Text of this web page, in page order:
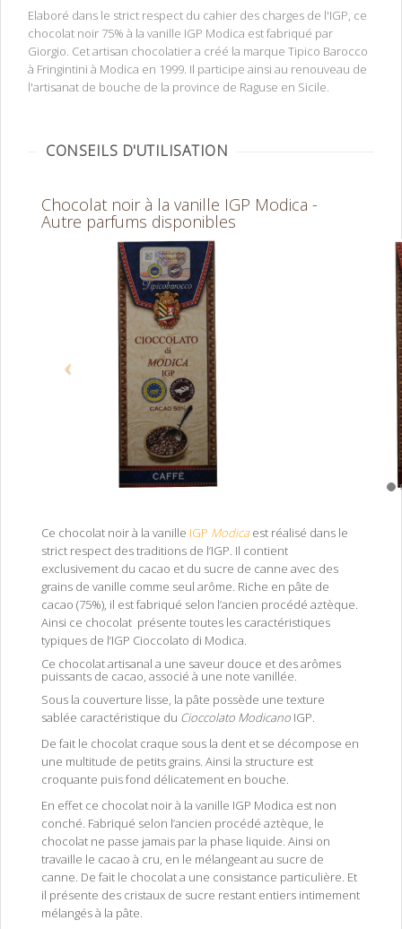
Elaboré dans le strict respect du cahier des charges de l'IGP, ce
chocolat noir 75% à la vanille IGP Modica est fabriqué par
Giorgio. Cet artisan chocolatier a créé la marque Tipico Barocco
à Fringintini à Modica en 1999. Il participe ainsi au renouveau de
l'artisanat de bouche de la province de Raguse en Sicile.
CONSEILS D'UTILISATION
Chocolat noir à la vanille IGP Modica -
Autre parfums disponibles
Ce chocolat noir à la vanille IGP Modica est réalisé dans le
strict respect des traditions de l’IGP. Il contient
exclusivement du cacao et du sucre de canne avec des
grains de vanille comme seul arôme. Riche en pâte de
cacao (75%), il est fabriqué selon l’ancien procédé aztèque.
Ainsi ce chocolat présente toutes les caractéristiques
typiques de l’IGP Cioccolato di Modica.
Ce chocolat artisanal a une saveur douce et des arômes
puissants de cacao, associé à une note vanillée.
Sous la couverture lisse, la pâte possède une texture
sablée caractéristique du Cioccolato Modicano IGP.
De fait le chocolat craque sous la dent et se décompose en
une multitude de petits grains. Ainsi la structure est
croquante puis fond délicatement en bouche.
En effet ce chocolat noir à la vanille IGP Modica est non
conché. Fabriqué selon l’ancien procédé aztèque, le
chocolat ne passe jamais par la phase liquide. Ainsi on
travaille le cacao à cru, en le mélangeant au sucre de
canne. De fait le chocolat a une consistance particulière. Et
il présente des cristaux de sucre restant entiers intimement
mélangés à la pâte.